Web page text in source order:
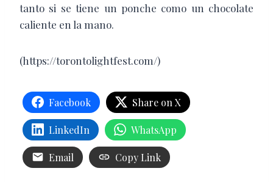
tanto si se tiene un ponche como un chocolate
caliente en la mano.
(https://torontolightfest.com/)
Facebook Share on X
LinkedIn WhatsApp
Email Copy Link